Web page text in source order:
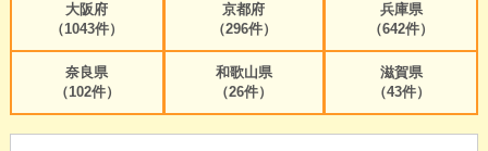
大阪府
（1043件）
京都府
（296件）
兵庫県
（642件）
奈良県
（102件）
和歌山県
（26件）
滋賀県
（43件）